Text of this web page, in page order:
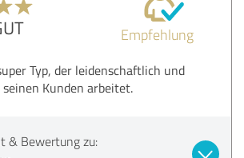
Empfehlung
Typ, der leidenschaftlich und
Kunden arbeitet.
& Bewertung zu: